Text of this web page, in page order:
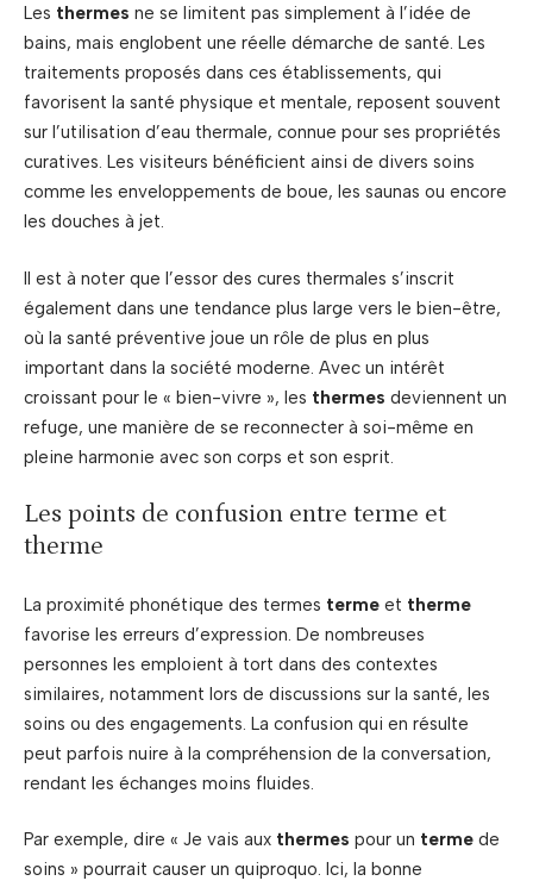
Les thermes ne se limitent pas simplement à l’idée de
bains, mais englobent une réelle démarche de santé. Les
traitements proposés dans ces établissements, qui
favorisent la santé physique et mentale, reposent souvent
sur l’utilisation d’eau thermale, connue pour ses propriétés
curatives. Les visiteurs bénéficient ainsi de divers soins
comme les enveloppements de boue, les saunas ou encore
les douches à jet.
Il est à noter que l’essor des cures thermales s’inscrit
également dans une tendance plus large vers le bien-être,
où la santé préventive joue un rôle de plus en plus
important dans la société moderne. Avec un intérêt
croissant pour le « bien-vivre », les thermes deviennent un
refuge, une manière de se reconnecter à soi-même en
pleine harmonie avec son corps et son esprit.
Les points de confusion entre terme et
therme
La proximité phonétique des termes terme et therme
favorise les erreurs d’expression. De nombreuses
personnes les emploient à tort dans des contextes
similaires, notamment lors de discussions sur la santé, les
soins ou des engagements. La confusion qui en résulte
peut parfois nuire à la compréhension de la conversation,
rendant les échanges moins fluides.
Par exemple, dire « Je vais aux thermes pour un terme de
soins » pourrait causer un quiproquo. Ici, la bonne